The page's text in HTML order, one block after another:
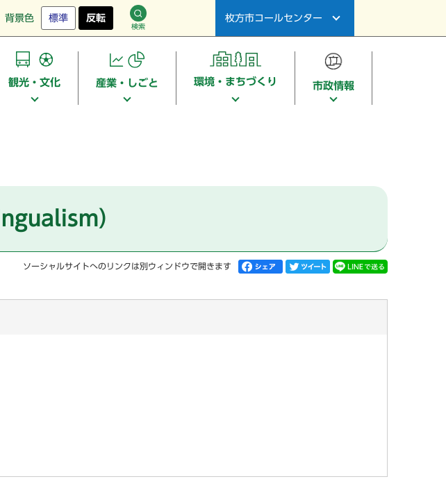
背景色 標準 反転
検索
枚方市コールセンター
観光・文化 産業・しごと 環境・まちづくり 市政情報
）
ソーシャルサイトへのリンクは別ウィンドウで開きます